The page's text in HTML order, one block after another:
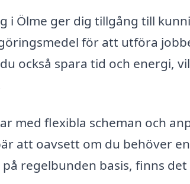
i Ölme ger dig tillgång till
för att utföra
också spara tid och energi,
med flexibla scheman och
att oavsett om du behöver
regelbunden basis, finns